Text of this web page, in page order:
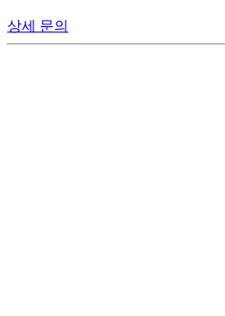
상세 문의